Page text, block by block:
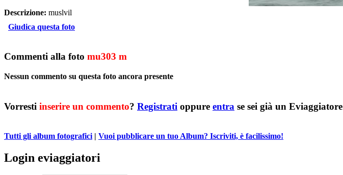
Descrizione: muslvil
Giudica questa foto
Commenti alla foto mu303 m
Nessun commento su questa foto ancora presente
Vorresti inserire un commento? Registrati oppure entra se sei già un Eviaggiatore
Tutti gli album fotografici | Vuoi pubblicare un tuo Album? Iscriviti, è facilissimo!
Login eviaggiatori